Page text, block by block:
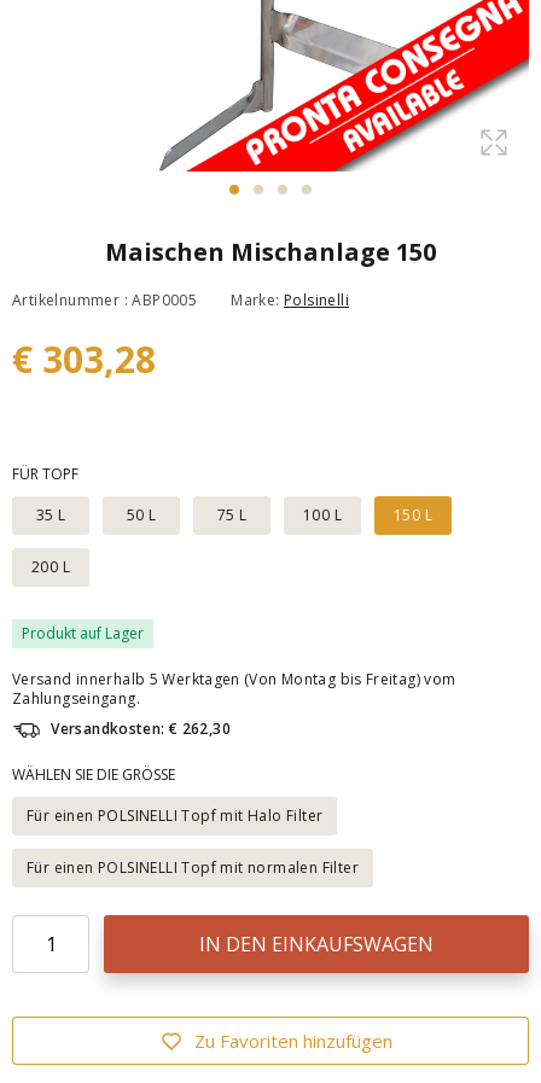
Maischen Mischanlage 150
Artikelnummer : ABP0005 Marke: Polsinelli
€ 303,28
FÜR TOPF
35 L
50 L 75 L 100 L 150 L
200 L
Produkt auf Lager
Versand innerhalb 5 Werktagen (Von Montag bis Freitag) vom
Zahlungseingang.
Versandkosten: € 262,30
WÄHLEN SIE DIE GRÖSSE
Für einen POLSINELLI Topf mit Halo Filter
Für einen POLSINELLI Topf mit normalen Filter
IN DEN EINKAUFSWAGEN
Zu Favoriten hinzufügen